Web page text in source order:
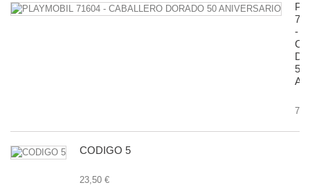
-
50
CODIGO 5
23,50 €